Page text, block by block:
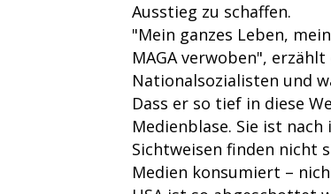
Ausstieg zu schaffen.
"Mein ganzes Leben,
MAGA verwoben",
Nationalsozialisten und
Dass er so tief in diese
Medienblase. Sie ist
Sichtweisen finden nicht
Medien konsumiert –